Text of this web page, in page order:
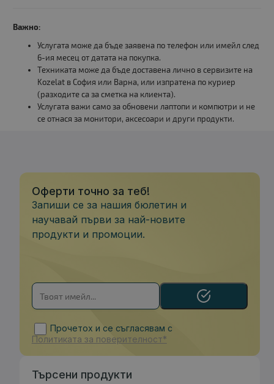
Важно:
Услугата може да бъде заявена по телефон или имейл след
6-ия месец от датата на покупка.
Техниката може да бъде доставена лично в сервизите на
Kozelat в София или Варна, или изпратена по куриер
(разходите са за сметка на клиента).
Услугата важи само за обновени лаптопи и компютри и не
се отнася за монитори, аксесоари и други продукти.
Оферти точно за теб!
Запиши се за нашия бюлетин и
научавай първи за най-новите
продукти и промоции.
Прочетох и се съгласявам с
Политиката за поверителност*
Търсени продукти